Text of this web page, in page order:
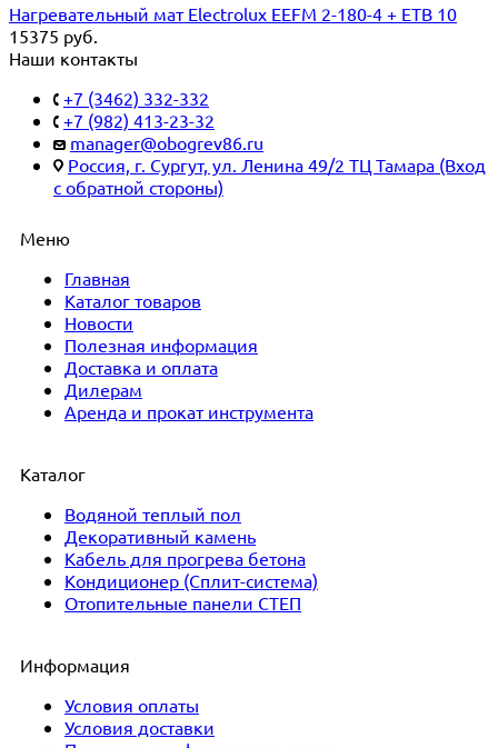
Нагревательный мат Electrolux EEFM 2-180-4 + ETB 10
15375 руб.
Наши контакты
+7 (3462) 332-332
+7 (982) 413-23-32
manager@obogrev86.ru
Россия, г. Сургут, ул. Ленина 49/2 ТЦ Тамара (Вход
с обратной стороны)
Меню
Главная
Каталог товаров
Новости
Полезная информация
Доставка и оплата
Дилерам
Аренда и прокат инструмента
Каталог
Водяной теплый пол
Декоративный камень
Кабель для прогрева бетона
Кондиционер (Сплит-система)
Отопительные панели СТЕП
Информация
Условия оплаты
Условия доставки